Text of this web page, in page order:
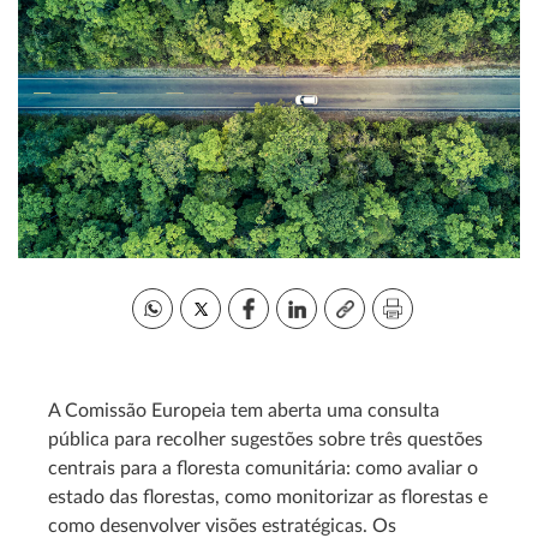
A Comissão Europeia tem aberta uma consulta
pública para recolher sugestões sobre três questões
centrais para a floresta comunitária: como avaliar o
estado das florestas, como monitorizar as florestas e
como desenvolver visões estratégicas. Os